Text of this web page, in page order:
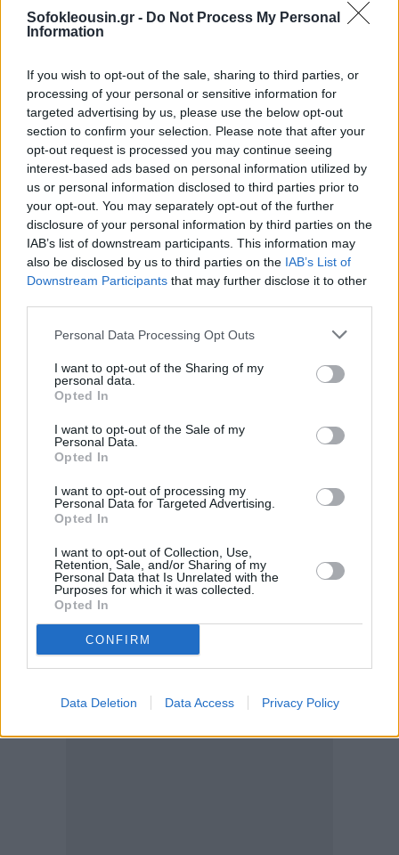
Sofokleousin.gr - Do Not Process My Personal
Information
If you wish to opt-out of the sale, sharing to third parties, or
processing of your personal or sensitive information for
targeted advertising by us, please use the below opt-out
section to confirm your selection. Please note that after your
opt-out request is processed you may continue seeing
interest-based ads based on personal information utilized by
us or personal information disclosed to third parties prior to
your opt-out. You may separately opt-out of the further
disclosure of your personal information by third parties on the
IAB’s list of downstream participants. This information may
also be disclosed by us to third parties on the IAB’s List of
Downstream Participants that may further disclose it to other
Personal Data Processing Opt Outs
I want to opt-out of the Sharing of my
personal data.
Opted In
I want to opt-out of the Sale of my
Personal Data.
Opted In
I want to opt-out of processing my
Personal Data for Targeted Advertising.
Opted In
I want to opt-out of Collection, Use,
Retention, Sale, and/or Sharing of my
Personal Data that Is Unrelated with the
Purposes for which it was collected.
Opted In
CONFIRM
Data Deletion Data Access Privacy Policy
2. Από τη ΔΥΠΑ θα καταβληθούν:
19 εκατ. ευρώ σε 36.000 δικαιούχους για
καταβολή επιδομάτων ανεργίας και λοιπών
επιδομάτων,
18 εκατ. ευρώ σε 19.000 δικαιούχους στο πλαίσιο
επιδοτούμενων προγραμμάτων απασχόλησης και
άδεια μητρότητας.